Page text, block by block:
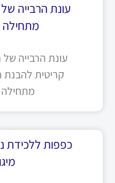
עונת הרבייה
עונת הרבייה
קריטית להבנת
מתחילה
כפפות ללכידת